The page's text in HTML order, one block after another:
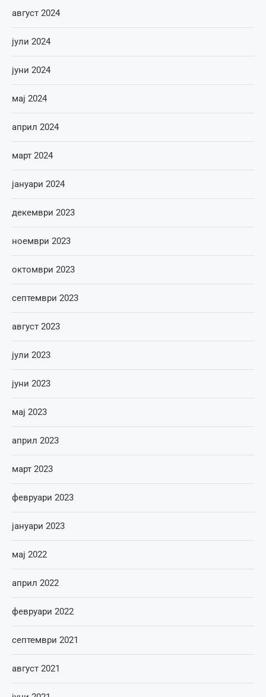
август 2024
јули 2024
јуни 2024
мај 2024
април 2024
март 2024
јануари 2024
декември 2023
ноември 2023
октомври 2023
септември 2023
август 2023
јули 2023
јуни 2023
мај 2023
април 2023
март 2023
февруари 2023
јануари 2023
мај 2022
април 2022
февруари 2022
септември 2021
август 2021